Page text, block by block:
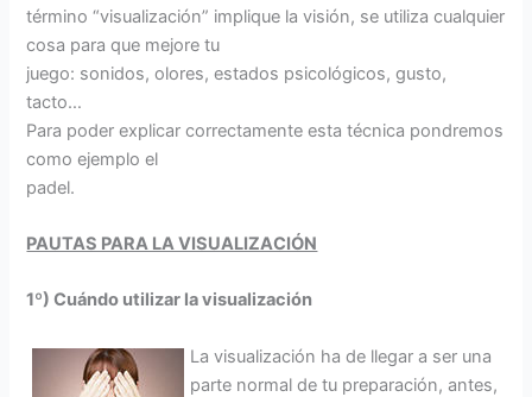
término “visualización” implique la visión, se utiliza cualquier
cosa para que mejore tu
juego: sonidos, olores, estados psicológicos, gusto,
tacto…
Para poder explicar correctamente esta técnica pondremos
como ejemplo el
padel.
PAUTAS PARA LA VISUALIZACIÓN
1º) Cuándo utilizar la visualización
La visualización ha de llegar a ser una
parte normal de tu preparación, antes,